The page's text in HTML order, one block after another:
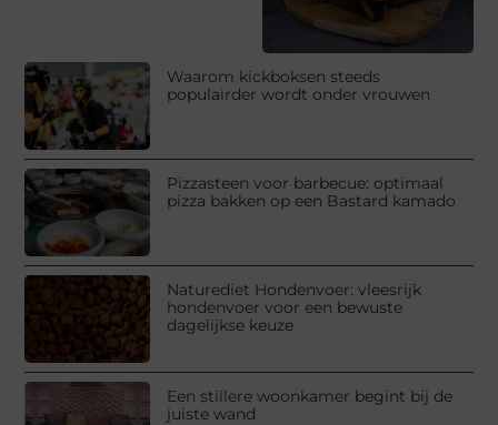
Waarom kickboksen steeds
populairder wordt onder vrouwen
Pizzasteen voor barbecue: optimaal
pizza bakken op een Bastard kamado
Naturediet Hondenvoer: vleesrijk
hondenvoer voor een bewuste
dagelijkse keuze
Een stillere woonkamer begint bij de
juiste wand